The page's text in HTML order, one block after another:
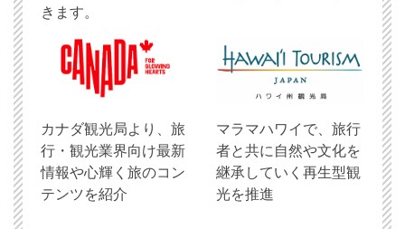
きます。
​カナダ観光局より、旅
行・観光業界向け最新
情報や心輝く旅のコン
テンツを紹介
マラマハワイで、旅行
者と共に自然や文化を
継承していく再生型観
光を推進